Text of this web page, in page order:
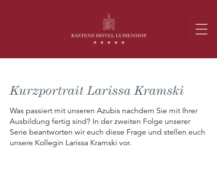
Kurzportrait Larissa Kramski
Was passiert mit unseren Azubis nachdem Sie mit Ihrer
Ausbildung fertig sind? In der zweiten Folge unserer
Serie beantworten wir euch diese Frage und stellen euch
unsere Kollegin Larissa Kramski vor.